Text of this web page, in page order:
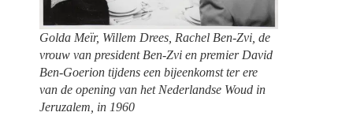
Golda Meïr, Willem Drees, Rachel Ben-Zvi, de
vrouw van president Ben-Zvi en premier David
Ben-Goerion tijdens een bijeenkomst ter ere
van de opening van het Nederlandse Woud in
Jeruzalem, in 1960